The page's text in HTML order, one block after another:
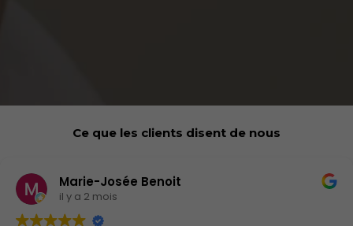
Ce que les clients disent de nous
Marie-Josée Benoit
il y a 2 mois